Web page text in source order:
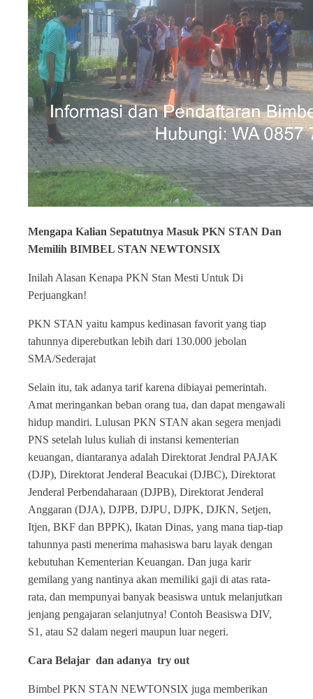
Mengapa Kalian Sepatutnya Masuk PKN STAN Dan
Memilih BIMBEL STAN NEWTONSIX
Inilah Alasan Kenapa PKN Stan Mesti Untuk Di
Perjuangkan!
PKN STAN yaitu kampus kedinasan favorit yang tiap
tahunnya diperebutkan lebih dari 130.000 jebolan
SMA/Sederajat
Selain itu, tak adanya tarif karena dibiayai pemerintah.
Amat meringankan beban orang tua, dan dapat mengawali
hidup mandiri. Lulusan PKN STAN akan segera menjadi
PNS setelah lulus kuliah di instansi kementerian
keuangan, diantaranya adalah Direktorat Jendral PAJAK
(DJP), Direktorat Jenderal Beacukai (DJBC), Direktorat
Jenderal Perbendaharaan (DJPB), Direktorat Jenderal
Anggaran (DJA), DJPB, DJPU, DJPK, DJKN, Setjen,
Itjen, BKF dan BPPK), Ikatan Dinas, yang mana tiap-tiap
tahunnya pasti menerima mahasiswa baru layak dengan
kebutuhan Kementerian Keuangan. Dan juga karir
gemilang yang nantinya akan memiliki gaji di atas rata-
rata, dan mempunyai banyak beasiswa untuk melanjutkan
jenjang pengajaran selanjutnya! Contoh Beasiswa DIV,
S1, atau S2 dalam negeri maupun luar negeri.
Cara Belajar dan adanya try out
Bimbel PKN STAN NEWTONSIX juga memberikan